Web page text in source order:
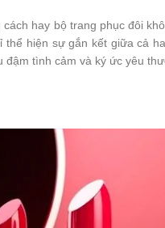
hay bộ trang phục đôi
hiện sự gắn kết giữa cả
đậm tình cảm và ký ức yêu